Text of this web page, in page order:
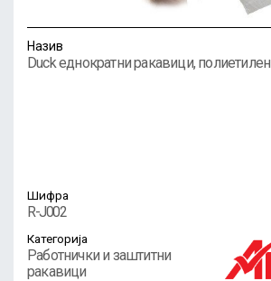
Назив
Duck еднократни ракавици, полиетилен
Шифра
R-J002
Категорија
Работнички и заштитни
ракавици